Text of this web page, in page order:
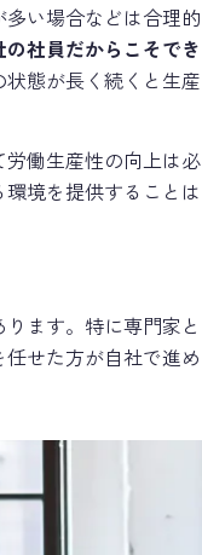
い場合などは合理的
の社員だからこそでき
態が長く続くと生産
働生産性の向上は必
境を提供することは
ます。特に専門家と
せた方が自社で進め